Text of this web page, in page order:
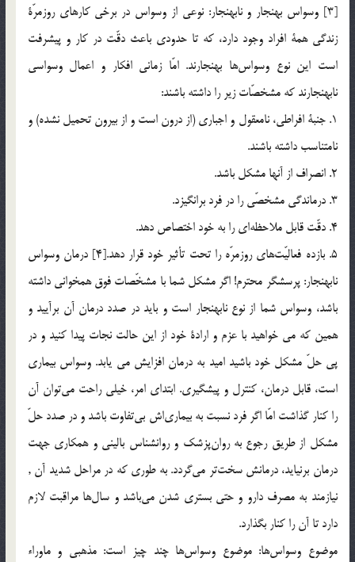
[3] وسواس بهنجار و نابهنجار: نوعي از وسواس در برخي كارهاي روزمرّة
زندگي همة افراد وجود دارد، كه تا حدودي باعث دقّت در كار و پيشرفت
است اين نوع وسواس‌ها بهنجارند. امّا زماني افكار و اعمال وسواسي
نابهنجارند كه مشخصّات زير را داشته باشند:
1. جنبة افراطي، نامعقول و اجباري (از درون است و از بيرون تحميل نشده) و
نامتناسب داشته باشند.
2. انصراف از آنها مشكل باشد.
3. درماندگي مشخصّي را در فرد برانگيزد.
4. دقّت قابل ملاحظه‌اي را به خود اختصاص دهد.
5. بازده فعاليّت‌هاي روزمرّه را تحت تأثير خود قرار دهد.[4] درمان وسواس
نابهنجار: پرسشگر محترم! اگر مشكل شما با مشخّصات فوق همخواني داشته
باشد، وسواس شما از نوع نابهنجار است و بايد در صدد درمان آن برآييد و
همين كه مي خواهيد با عزم و ارادة خود از اين حالت نجات پيدا كنيد و در
پي حلّ مشكل خود باشيد اميد به درمان افزايش مي يابد. وسواس بيماري
است، قابل درمان، كنترل و پيشگيري. ابتداي امر، خيلي راحت مي‌توان آن
را كنار گذاشت امّا اگر فرد نسبت به بيماري‌اش بي‌تفاوت باشد و در صدد حلّ
مشكل از طريق رجوع به روان‌پزشك و روانشناس باليني و همكاري جهت
درمان بر‌نيايد، درمانش سخت‌تر مي‌گردد. به طوري كه در مراحل شديد آن ,
نيازمند به مصرف دارو و حتي بستري شدن مي‌باشد و سال‌ها مراقبت لازم
دارد تا آن را كنار بگذارد.
موضوع وسواس‌ها: موضوع وسواس‌ها چند چيز است: مذهبي و ماوراء